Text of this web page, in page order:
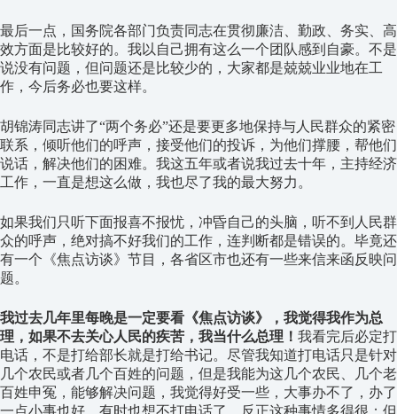
最后一点，国务院各部门负责同志在贯彻廉洁、勤政、务实、高
效方面是比较好的。我以自己拥有这么一个团队感到自豪。不是
说没有问题，但问题还是比较少的，大家都是兢兢业业地在工
作，今后务必也要这样。
胡锦涛同志讲了“两个务必”还是要更多地保持与人民群众的紧密
联系，倾听他们的呼声，接受他们的投诉，为他们撑腰，帮他们
说话，解决他们的困难。我这五年或者说我过去十年，主持经济
工作，一直是想这么做，我也尽了我的最大努力。
如果我们只听下面报喜不报忧，冲昏自己的头脑，听不到人民群
众的呼声，绝对搞不好我们的工作，连判断都是错误的。毕竟还
有一个《焦点访谈》节目，各省区市也还有一些来信来函反映问
题。
我过去几年里每晚是一定要看《焦点访谈》，我觉得我作为总
理，如果不去关心人民的疾苦，我当什么总理！ 我看完后必定打
电话，不是打给部长就是打给书记。尽管我知道打电话只是针对
几个农民或者几个百姓的问题，但是我能为这几个农民、几个老
百姓申冤，能够解决问题，我觉得好受一些，大事办不了，办了